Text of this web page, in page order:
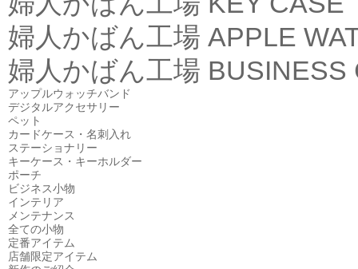
婦人かばん工場 APPLE
婦人かばん工場 BUSINESS
アップルウォッチバンド
デジタルアクセサリー
ペット
カードケース・名刺入れ
ステーショナリー
キーケース・キーホルダー
ポーチ
ビジネス小物
インテリア
メンテナンス
全ての小物
定番アイテム
店舗限定アイテム